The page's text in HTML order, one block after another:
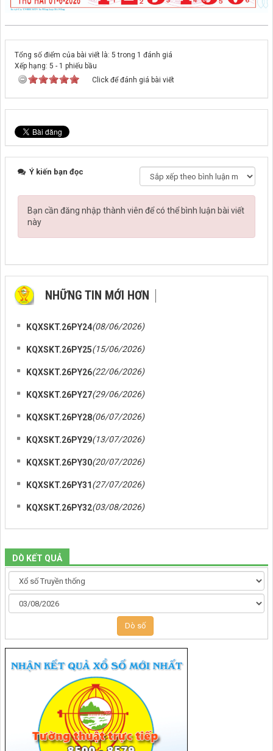
Tổng số điểm của bài viết là: 5 trong 1 đánh giá
Xếp hạng: 5 - 1 phiếu bầu
Click để đánh giá bài viết
Ý kiến bạn đọc
Bạn cần đăng nhập thành viên để có thể bình luận bài viết
này
NHỮNG TIN MỚI HƠN
KQXSKT.26PY24(08/06/2026)
KQXSKT.26PY25(15/06/2026)
KQXSKT.26PY26(22/06/2026)
KQXSKT.26PY27(29/06/2026)
KQXSKT.26PY28(06/07/2026)
KQXSKT.26PY29(13/07/2026)
KQXSKT.26PY30(20/07/2026)
KQXSKT.26PY31 (27/07/2026)
KQXSKT.26PY32(03/08/2026)
DÒ KẾT QUẢ
Dò số